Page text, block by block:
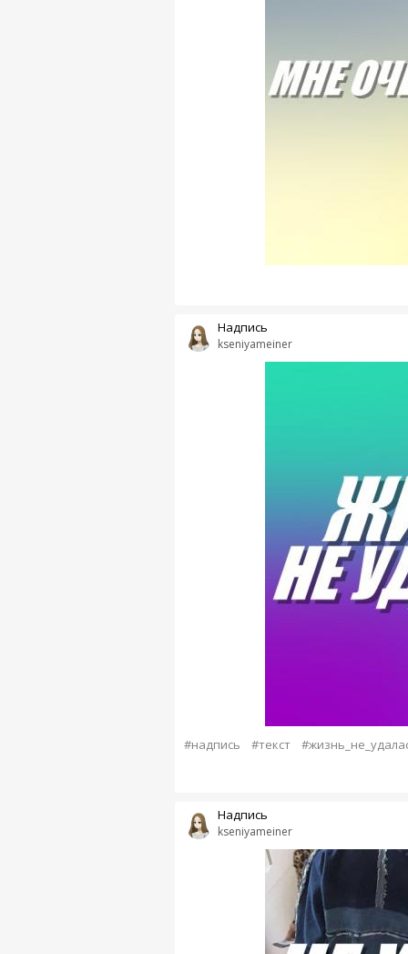
kseniyameiner
Надпись
#надпись #текст
kseniyameiner
Надпись